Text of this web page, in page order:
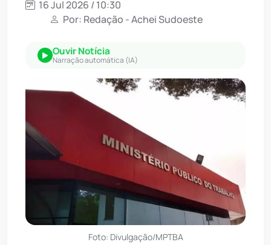
16 Jul 2026 / 10:30
Por: Redação - Achei Sudoeste
Ouvir Notícia
Narração automática (IA)
Foto: Divulgação/MPTBA